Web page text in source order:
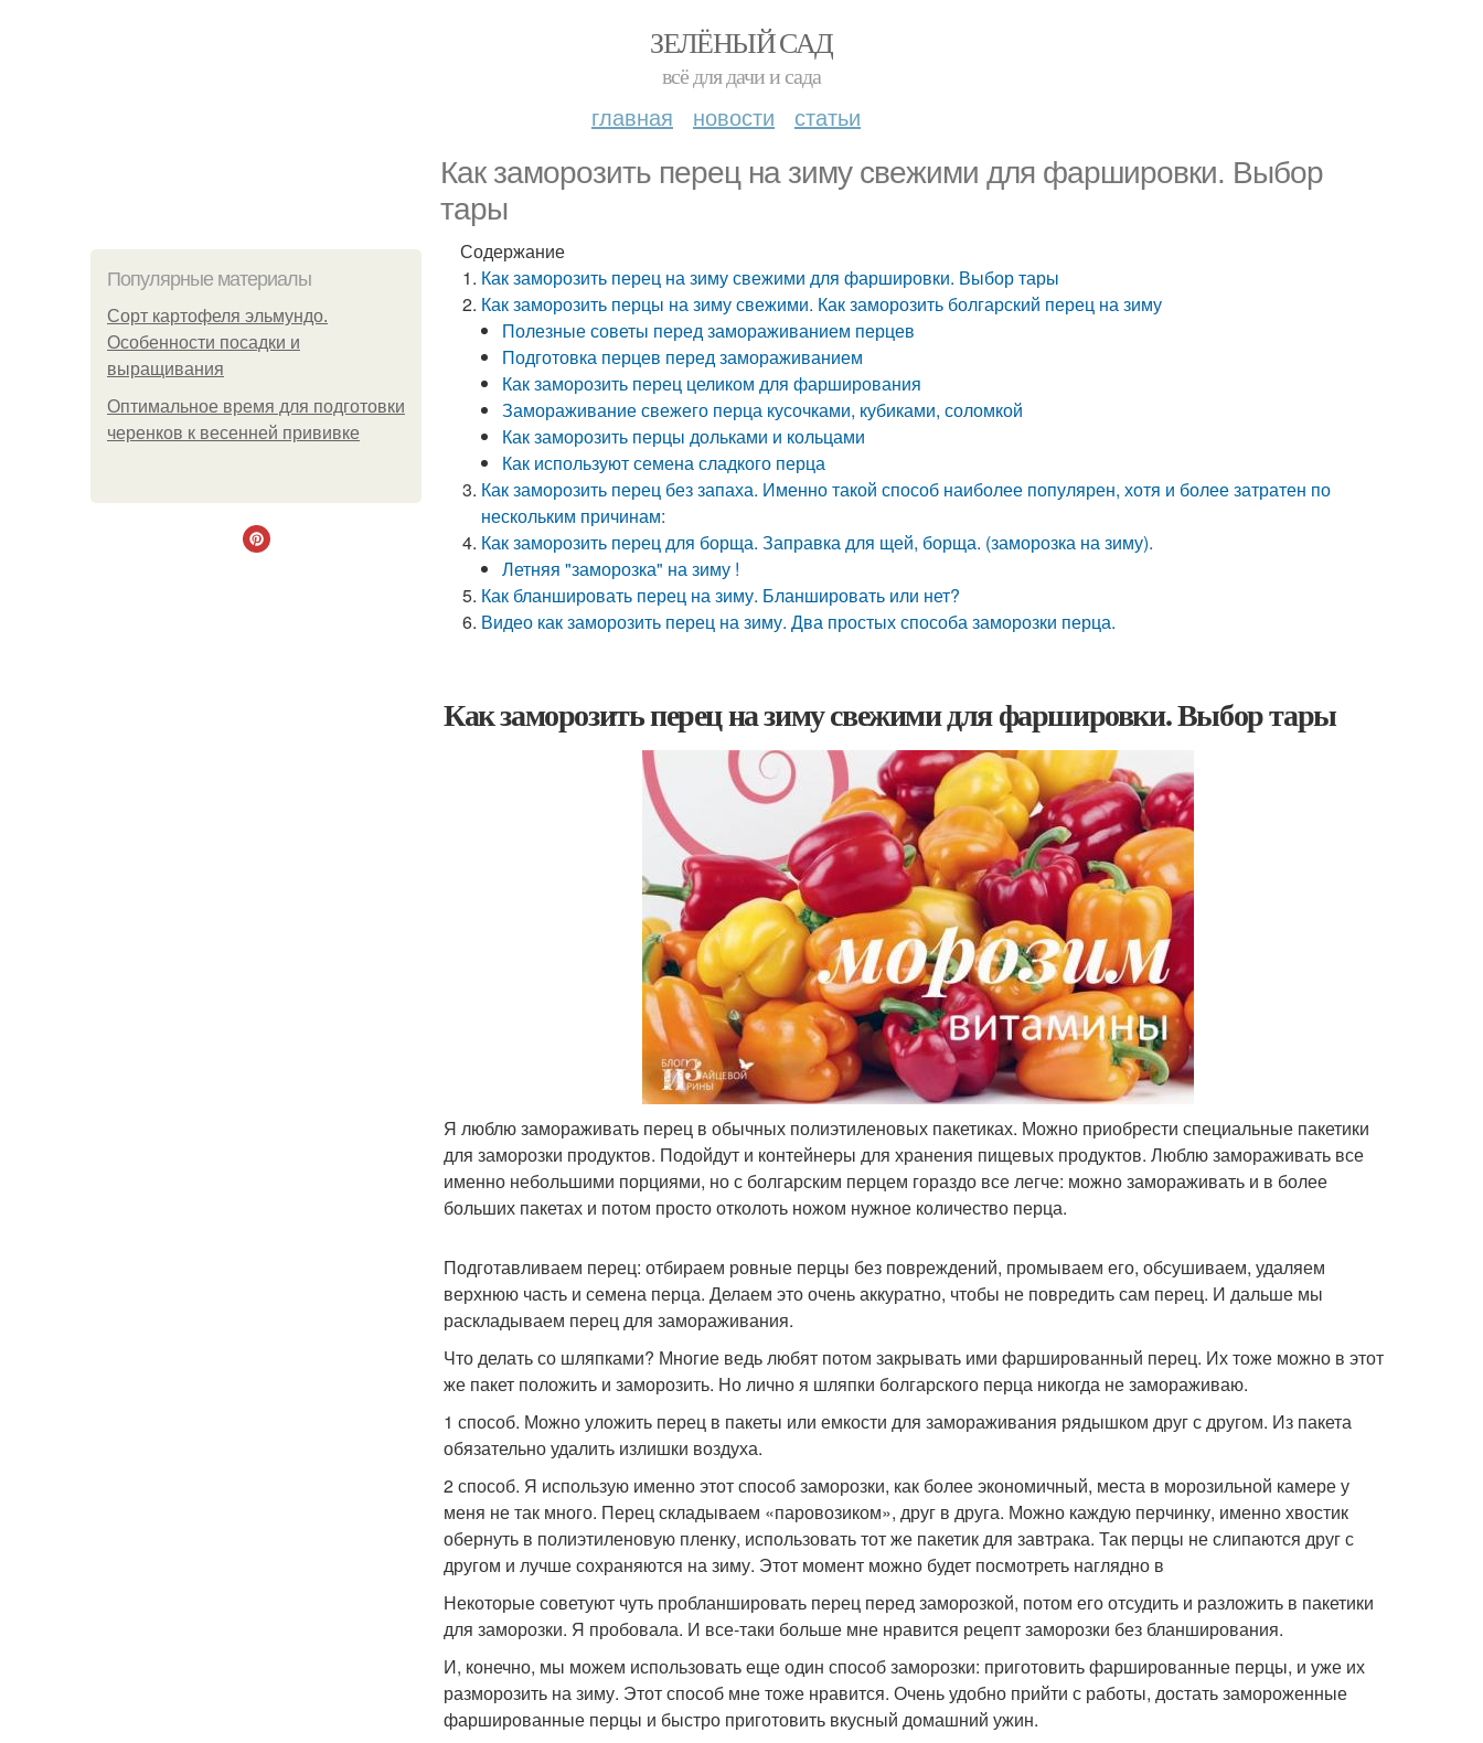
ЗЕЛЁНЫЙ САД
всё для дачи и сада
главная новости статьи
Как заморозить перец на зиму свежими для фаршировки. Выбор
тары
Популярные материалы
Сорт картофеля эльмундо.
Особенности посадки и
выращивания
Оптимальное время для подготовки
черенков к весенней прививке
Содержание
Как заморозить перец на зиму свежими для фаршировки. Выбор тары
Как заморозить перцы на зиму свежими. Как заморозить болгарский перец на зиму
Полезные советы перед замораживанием перцев
Подготовка перцев перед замораживанием
Как заморозить перец целиком для фарширования
Замораживание свежего перца кусочками, кубиками, соломкой
Как заморозить перцы дольками и кольцами
Как используют семена сладкого перца
Как заморозить перец без запаха. Именно такой способ наиболее популярен, хотя и более затратен по
нескольким причинам:
Как заморозить перец для борща. Заправка для щей, борща. (заморозка на зиму).
Летняя "заморозка" на зиму !
Как бланшировать перец на зиму. Бланшировать или нет?
Видео как заморозить перец на зиму. Два простых способа заморозки перца.
Как заморозить перец на зиму свежими для фаршировки. Выбор тары
Я люблю замораживать перец в обычных полиэтиленовых пакетиках. Можно приобрести специальные пакетики
для заморозки продуктов. Подойдут и контейнеры для хранения пищевых продуктов. Люблю замораживать все
именно небольшими порциями, но с болгарским перцем гораздо все легче: можно замораживать и в более
больших пакетах и потом просто отколоть ножом нужное количество перца.
Подготавливаем перец: отбираем ровные перцы без повреждений, промываем его, обсушиваем, удаляем
верхнюю часть и семена перца. Делаем это очень аккуратно, чтобы не повредить сам перец. И дальше мы
раскладываем перец для замораживания.
Что делать со шляпками? Многие ведь любят потом закрывать ими фаршированный перец. Их тоже можно в этот
же пакет положить и заморозить. Но лично я шляпки болгарского перца никогда не замораживаю.
1 способ. Можно уложить перец в пакеты или емкости для замораживания рядышком друг с другом. Из пакета
обязательно удалить излишки воздуха.
2 способ. Я использую именно этот способ заморозки, как более экономичный, места в морозильной камере у
меня не так много. Перец складываем «паровозиком», друг в друга. Можно каждую перчинку, именно хвостик
обернуть в полиэтиленовую пленку, использовать тот же пакетик для завтрака. Так перцы не слипаются друг с
другом и лучше сохраняются на зиму. Этот момент можно будет посмотреть наглядно в
Некоторые советуют чуть пробланшировать перец перед заморозкой, потом его отсудить и разложить в пакетики
для заморозки. Я пробовала. И все-таки больше мне нравится рецепт заморозки без бланширования.
И, конечно, мы можем использовать еще один способ заморозки: приготовить фаршированные перцы, и уже их
разморозить на зиму. Этот способ мне тоже нравится. Очень удобно прийти с работы, достать замороженные
фаршированные перцы и быстро приготовить вкусный домашний ужин.